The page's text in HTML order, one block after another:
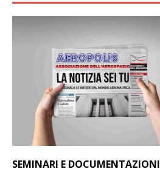
SEMINARI E DOCUMENTAZIONI